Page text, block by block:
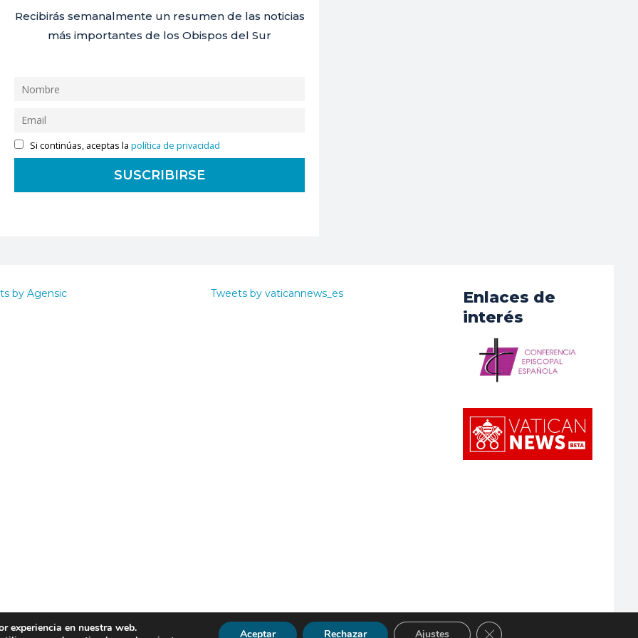
Recibirás semanalmente un resumen de las noticias
más importantes de los Obispos del Sur
Si continúas, aceptas lapolítica de privacidad
by Agensic Tweets by vaticannews_es
Enlaces de
interés
| Todos los derechos reservados | Política de Privacidad | Aviso Legal
experiencia en nuestra web.
Aceptar Rechazar Ajustes Cerrar el banner de cookies